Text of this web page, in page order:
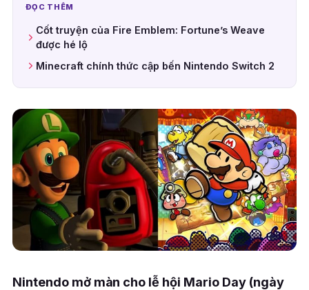
ĐỌC THÊM
Cốt truyện của Fire Emblem: Fortune’s Weave
được hé lộ
Minecraft chính thức cập bến Nintendo Switch 2
Nintendo mở màn cho lễ hội Mario Day (ngày